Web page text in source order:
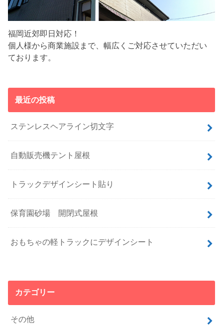
福岡近郊即日対応！
個人様から商業施設まで、幅広くご対応させていただい
ております。
最近の投稿
ステンレスヘアライン切文字
自動販売機テント屋根
トラックデザインシート貼り
保育園砂場 開閉式屋根
おもちゃの軽トラックにデザインシート
カテゴリー
その他